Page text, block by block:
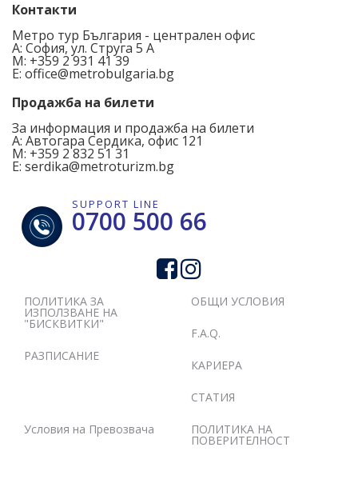
Контакти
Метро тур България - централен офис
A: София, ул. Струга 5 А
M: +359 2 931 41 39
E: office@metrobulgaria.bg
Продажба на билети
За информация и продажба на билети
А: Автогара Сердика, офис 121
M: +359 2 832 51 31
E: serdika@metroturizm.bg
SUPPORT LINE
0700 500 66
ПОЛИТИКА ЗА
ИЗПОЛЗВАНЕ НА
"БИСКВИТКИ"
РАЗПИСАНИЕ
ОБЩИ УСЛОВИЯ
F.A.Q.
КАРИЕРА
СТАТИЯ
Условия на Превозвача ПОЛИТИКА НА
ПОВЕРИТЕЛНОСТ